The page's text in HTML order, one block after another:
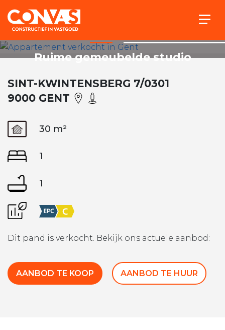
SINT-KWINTENSBERG 7/0301
9000 GENT
30 m²
1
1
Dit pand is verkocht. Bekijk ons actuele aanbod:
AANBOD TE KOOP AANBOD TE HUUR
Ruime gemeubelde studio